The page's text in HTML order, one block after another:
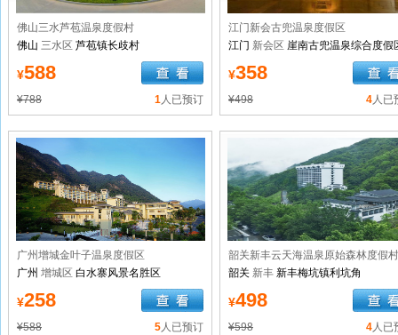
佛山三水芦苞温泉度假村
佛山 三水区 芦苞镇长歧村
¥588
¥788 1人已预订
江门新会古兜温泉度假区
江门 新会区 崖南古兜温泉综合度假
¥358
¥498 4人已
广州增城金叶子温泉度假区
广州 增城区 白水寨风景名胜区
¥258
¥588 5人已预订
韶关新丰云天海温泉原始森林度假村
韶关 新丰 新丰梅坑镇利坑角
¥498
¥598 4人已